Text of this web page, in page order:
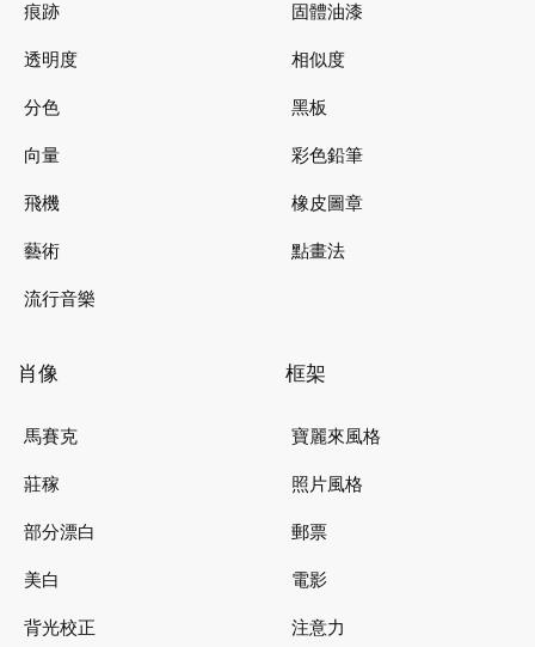
痕跡
透明度
分色
向量
飛機
藝術
流行音樂
固體油漆
相似度
黑板
彩色鉛筆
橡皮圖章
點畫法
肖像
馬賽克
莊稼
部分漂白
美白
背光校正
框架
寶麗來風格
照片風格
郵票
電影
注意力